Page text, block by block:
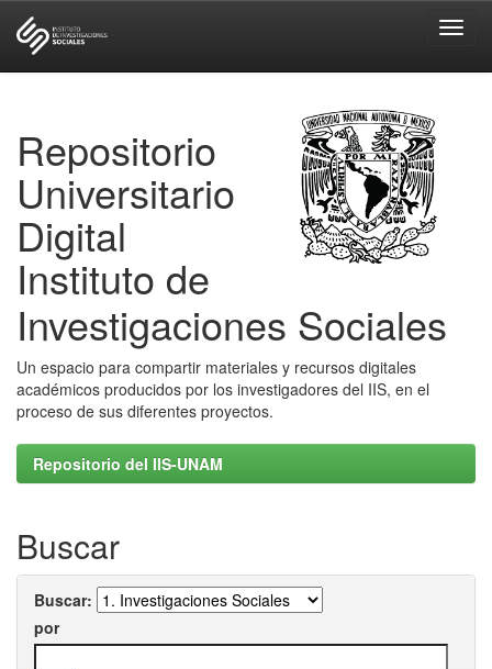
Repositorio
Universitario
Digital
Instituto de
Investigaciones Sociales
Un espacio para compartir materiales y recursos digitales
académicos producidos por los investigadores del IIS, en el
proceso de sus diferentes proyectos.
Repositorio del IIS-UNAM
Buscar
Buscar:
por